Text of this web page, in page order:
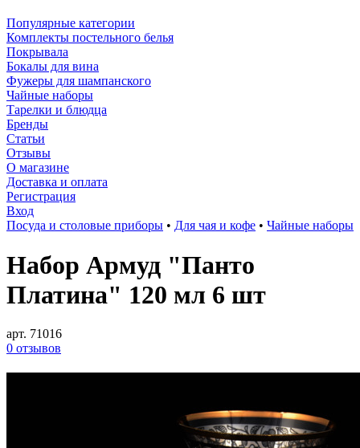
Популярные категории
Комплекты постельного белья
Покрывала
Бокалы для вина
Фужеры для шампанского
Чайные наборы
Тарелки и блюдца
Бренды
Статьи
Отзывы
О магазине
Доставка и оплата
Регистрация
Вход
Посуда и столовые приборы • Для чая и кофе • Чайные наборы
Набор Армуд "Панто
Платина" 120 мл 6 шт
арт. 71016
0 отзывов